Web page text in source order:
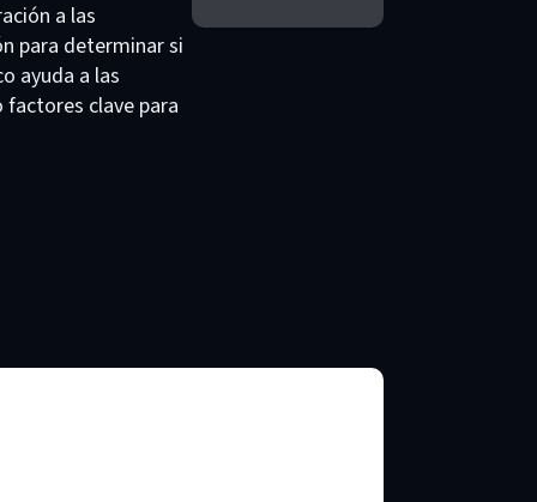
a las
para determinar si
ayuda a las
factores clave para